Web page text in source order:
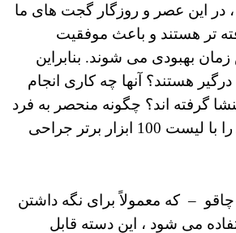
در این عصر و روزگار گجت های ما
تر هستند و باعث موفقیت
بهبودی می شوند. بنابراین
درگیر هستند؟ آنها چه کاری انجام
گرفته اند؟ چگونه منحصر به فرد
هستند؟ دانش خود را با لیست 100 ابزار برتر جراحی
– که معمولاً برای نگه داشتن
شماره 10 استفاده می شود ، این دسته قابل